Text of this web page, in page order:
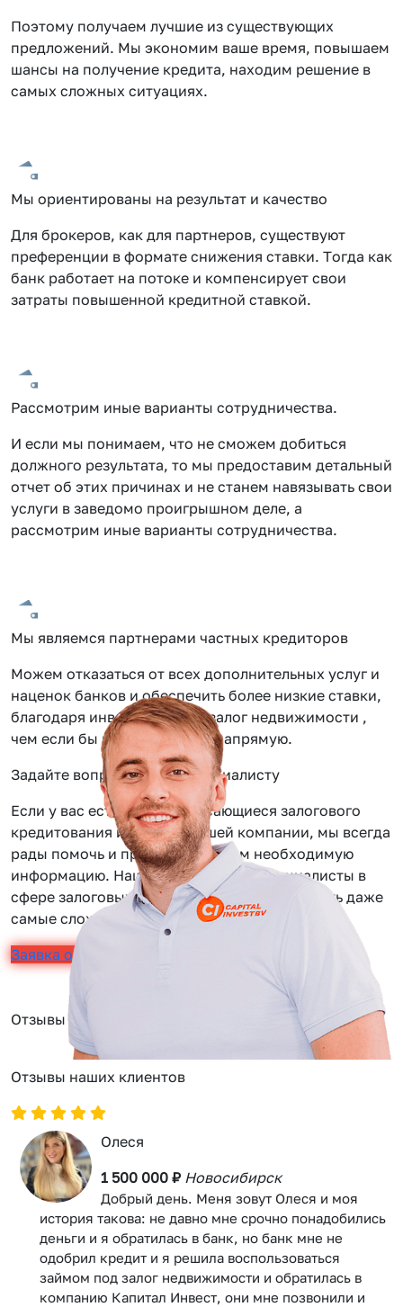
Поэтому получаем лучшие из существующих
предложений. Мы экономим ваше время, повышаем
шансы на получение кредита, находим решение в
самых сложных ситуациях.
Мы ориентированы на результат и качество
Для брокеров, как для партнеров, существуют
преференции в формате снижения ставки. Тогда как
банк работает на потоке и компенсирует свои
затраты повышенной кредитной ставкой.
Рассмотрим иные варианты сотрудничества.
И если мы понимаем, что не сможем добиться
должного результата, то мы предоставим детальный
отчет об этих причинах и не станем навязывать свои
услуги в заведомо проигрышном деле, а
рассмотрим иные варианты сотрудничества.
Мы являемся партнерами частных кредиторов
Можем отказаться от всех дополнительных услуг и
наценок банков и обеспечить более низкие ставки,
благодаря инвестиции под залог недвижимости ,
чем если бы вы обращались напрямую.
Задайте вопрос нашему специалисту
Если у вас есть вопросы касающиеся залогового
кредитования или услуг нашей компании, мы всегда
рады помочь и предоставить вам необходимую
информацию. Наши сотрудники — специалисты в
сфере залоговых займов, помогут вам решить даже
самые сложные задачи.
Заявка онлайн
Отзывы
Отзывы наших клиентов
Олеся
1 500 000 ₽ Новосибирск
Добрый день. Меня зовут Олеся и моя
история такова: не давно мне срочно понадобились
деньги и я обратилась в банк, но банк мне не
одобрил кредит и я решила воспользоваться
займом под залог недвижимости и обратилась в
компанию Капитал Инвест, они мне позвонили и